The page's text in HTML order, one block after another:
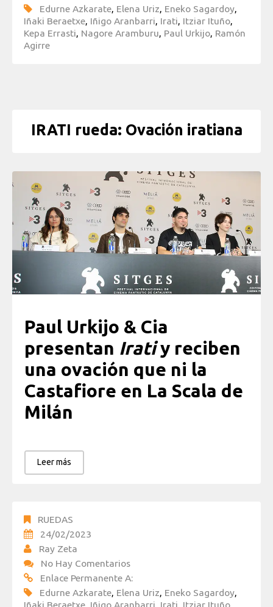
Edurne Azkarate, Elena Uriz, Eneko Sagardoy,
Iñaki Beraetxe, Iñigo Aranbarri, Irati, Itziar Ituño,
Kepa Errasti, Nagore Aramburu, Paul Urkijo, Ramón
Agirre
IRATI rueda: Ovación iratiana
Paul Urkijo & Cia
presentan Iratiy reciben
una ovación que ni la
Castafiore en La Scala de
Milán
Leer más
RUEDAS
24/02/2023
Ray Zeta
No Hay Comentarios
Enlace Permanente A:
Edurne Azkarate, Elena Uriz, Eneko Sagardoy,
Iñaki Beraetxe Iñigo Aranbarri Irati Itziar Ituño